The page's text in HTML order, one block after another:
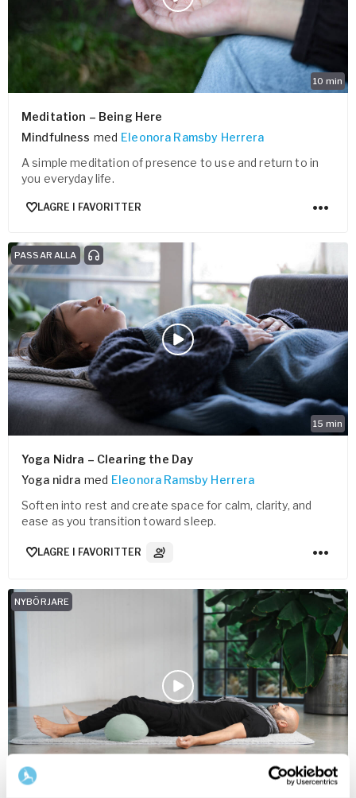
10 min
Meditation – Being Here
Mindfulness med Eleonora Ramsby Herrera
A simple meditation of presence to use and return to in
you everyday life.
LAGRE I FAVORITTER
15 min
PASSAR ALLA
Yoga Nidra – Clearing the Day
Yoga nidra med Eleonora Ramsby Herrera
Soften into rest and create space for calm, clarity, and
ease as you transition toward sleep.
LAGRE I FAVORITTER 3 Lydspor
20min
NYBÖRJARE